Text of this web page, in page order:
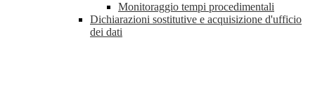
Monitoraggio tempi procedimentali
Dichiarazioni sostitutive e acquisizione d'ufficio
dei dati